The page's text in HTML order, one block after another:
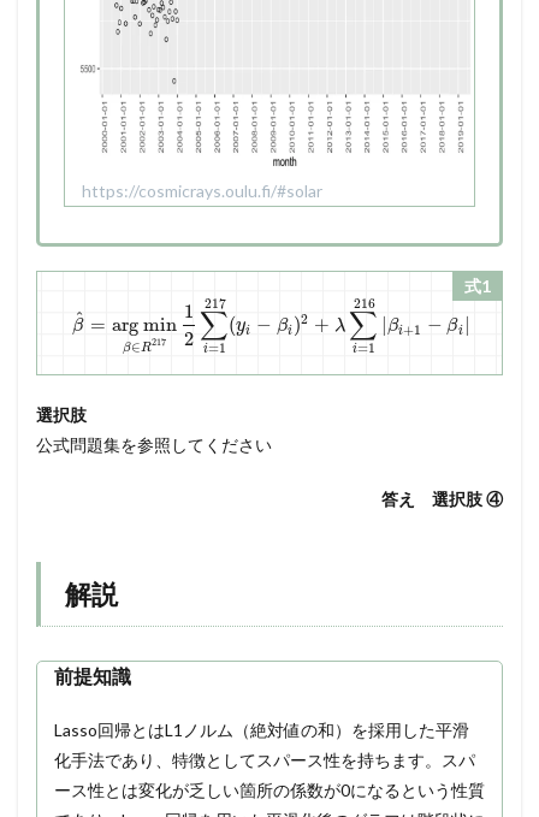
https://cosmicrays.oulu.fi/#solar
式1
β
^ = arg min
β∈R217
1
2 ∑
i=1
217
(yi − βi)2 + λ ∑
i=1
216
βi+1 − βi
選択肢
公式問題集を参照してください
答え 選択肢 ④
解説
前提知識
Lasso回帰とはL1ノルム（絶対値の和）を採用した平滑
化手法であり、特徴としてスパース性を持ちます。スパ
ース性とは変化が乏しい箇所の係数が0になるという性質